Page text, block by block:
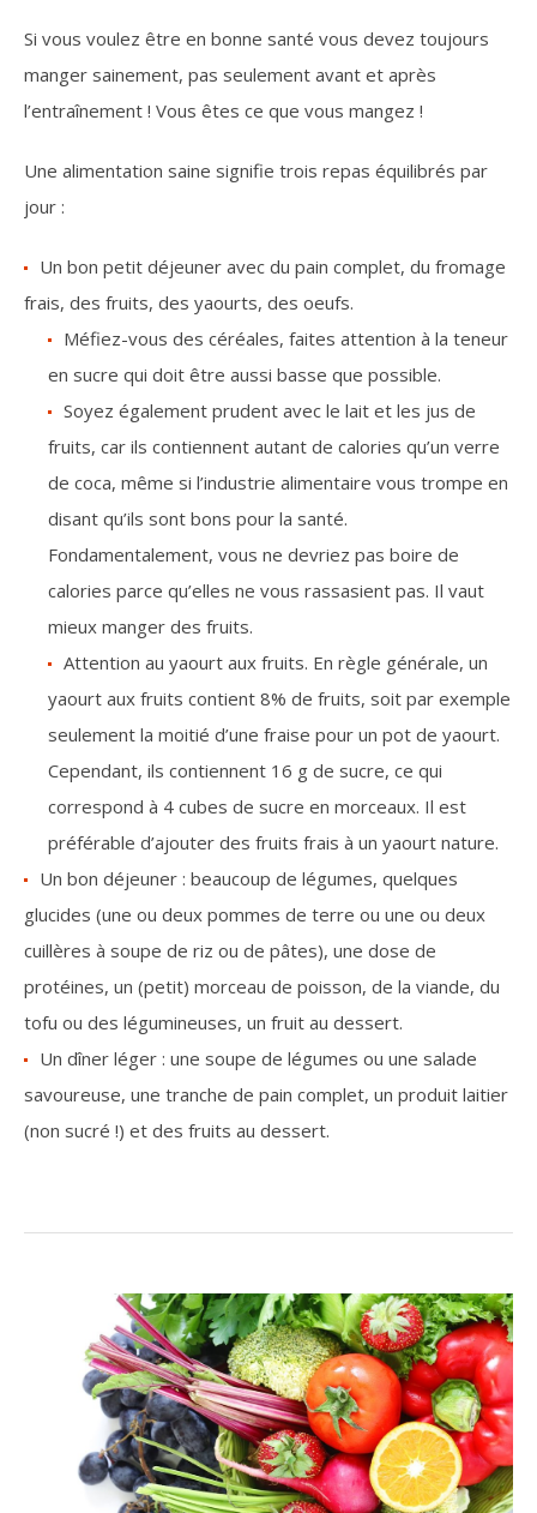
Si vous voulez être en bonne santé vous devez toujours
manger sainement, pas seulement avant et après
l’entraînement ! Vous êtes ce que vous mangez !
Une alimentation saine signifie trois repas équilibrés par
jour :
Un bon petit déjeuner avec du pain complet, du fromage
frais, des fruits, des yaourts, des oeufs.
Méfiez-vous des céréales, faites attention à la teneur
en sucre qui doit être aussi basse que possible.
Soyez également prudent avec le lait et les jus de
fruits, car ils contiennent autant de calories qu’un verre
de coca, même si l’industrie alimentaire vous trompe en
disant qu’ils sont bons pour la santé.
Fondamentalement, vous ne devriez pas boire de
calories parce qu’elles ne vous rassasient pas. Il vaut
mieux manger des fruits.
Attention au yaourt aux fruits. En règle générale, un
yaourt aux fruits contient 8% de fruits, soit par exemple
seulement la moitié d’une fraise pour un pot de yaourt.
Cependant, ils contiennent 16 g de sucre, ce qui
correspond à 4 cubes de sucre en morceaux. Il est
préférable d’ajouter des fruits frais à un yaourt nature.
Un bon déjeuner : beaucoup de légumes, quelques
glucides (une ou deux pommes de terre ou une ou deux
cuillères à soupe de riz ou de pâtes), une dose de
protéines, un (petit) morceau de poisson, de la viande, du
tofu ou des légumineuses, un fruit au dessert.
Un dîner léger : une soupe de légumes ou une salade
savoureuse, une tranche de pain complet, un produit laitier
(non sucré !) et des fruits au dessert.